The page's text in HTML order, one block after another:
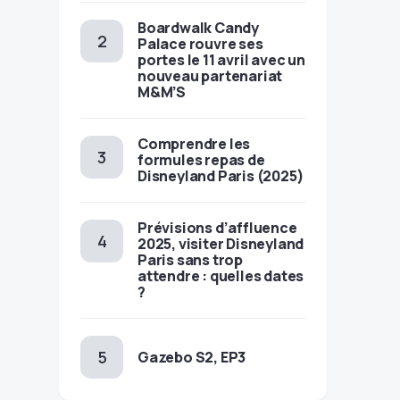
Boardwalk Candy
Palace rouvre ses
portes le 11 avril avec un
nouveau partenariat
M&M’S
Comprendre les
formules repas de
Disneyland Paris (2025)
Prévisions d’affluence
2025, visiter Disneyland
Paris sans trop
attendre : quelles dates
?
Gazebo S2, EP3